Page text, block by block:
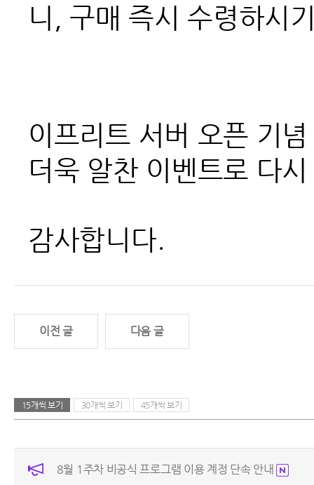
니, 구매 즉시 수령하시
이프리트 서버 오픈 기
더욱 알찬 이벤트로 다
감사합니다.
이전 글 다음 글
15개씩 보기 30개씩 보기 45개씩 보기
8월 1주차 비공식 프로그램 이용 계정 단속 안내